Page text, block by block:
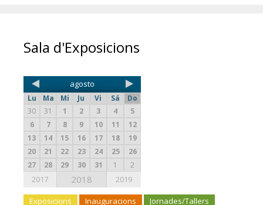
Sala d'Exposicions
agosto
Lu Ma Mi Ju Vi Sá
Do
30
31 1 2 3 4
5
6
7 8 9 10 11
12
13
14 15 16 17 18
19
20
21 22 23 24 25
26
27
28 29 30 31 1 2
2017 2018 2019
Exposicions Inauguracions
Jornades/Tallers